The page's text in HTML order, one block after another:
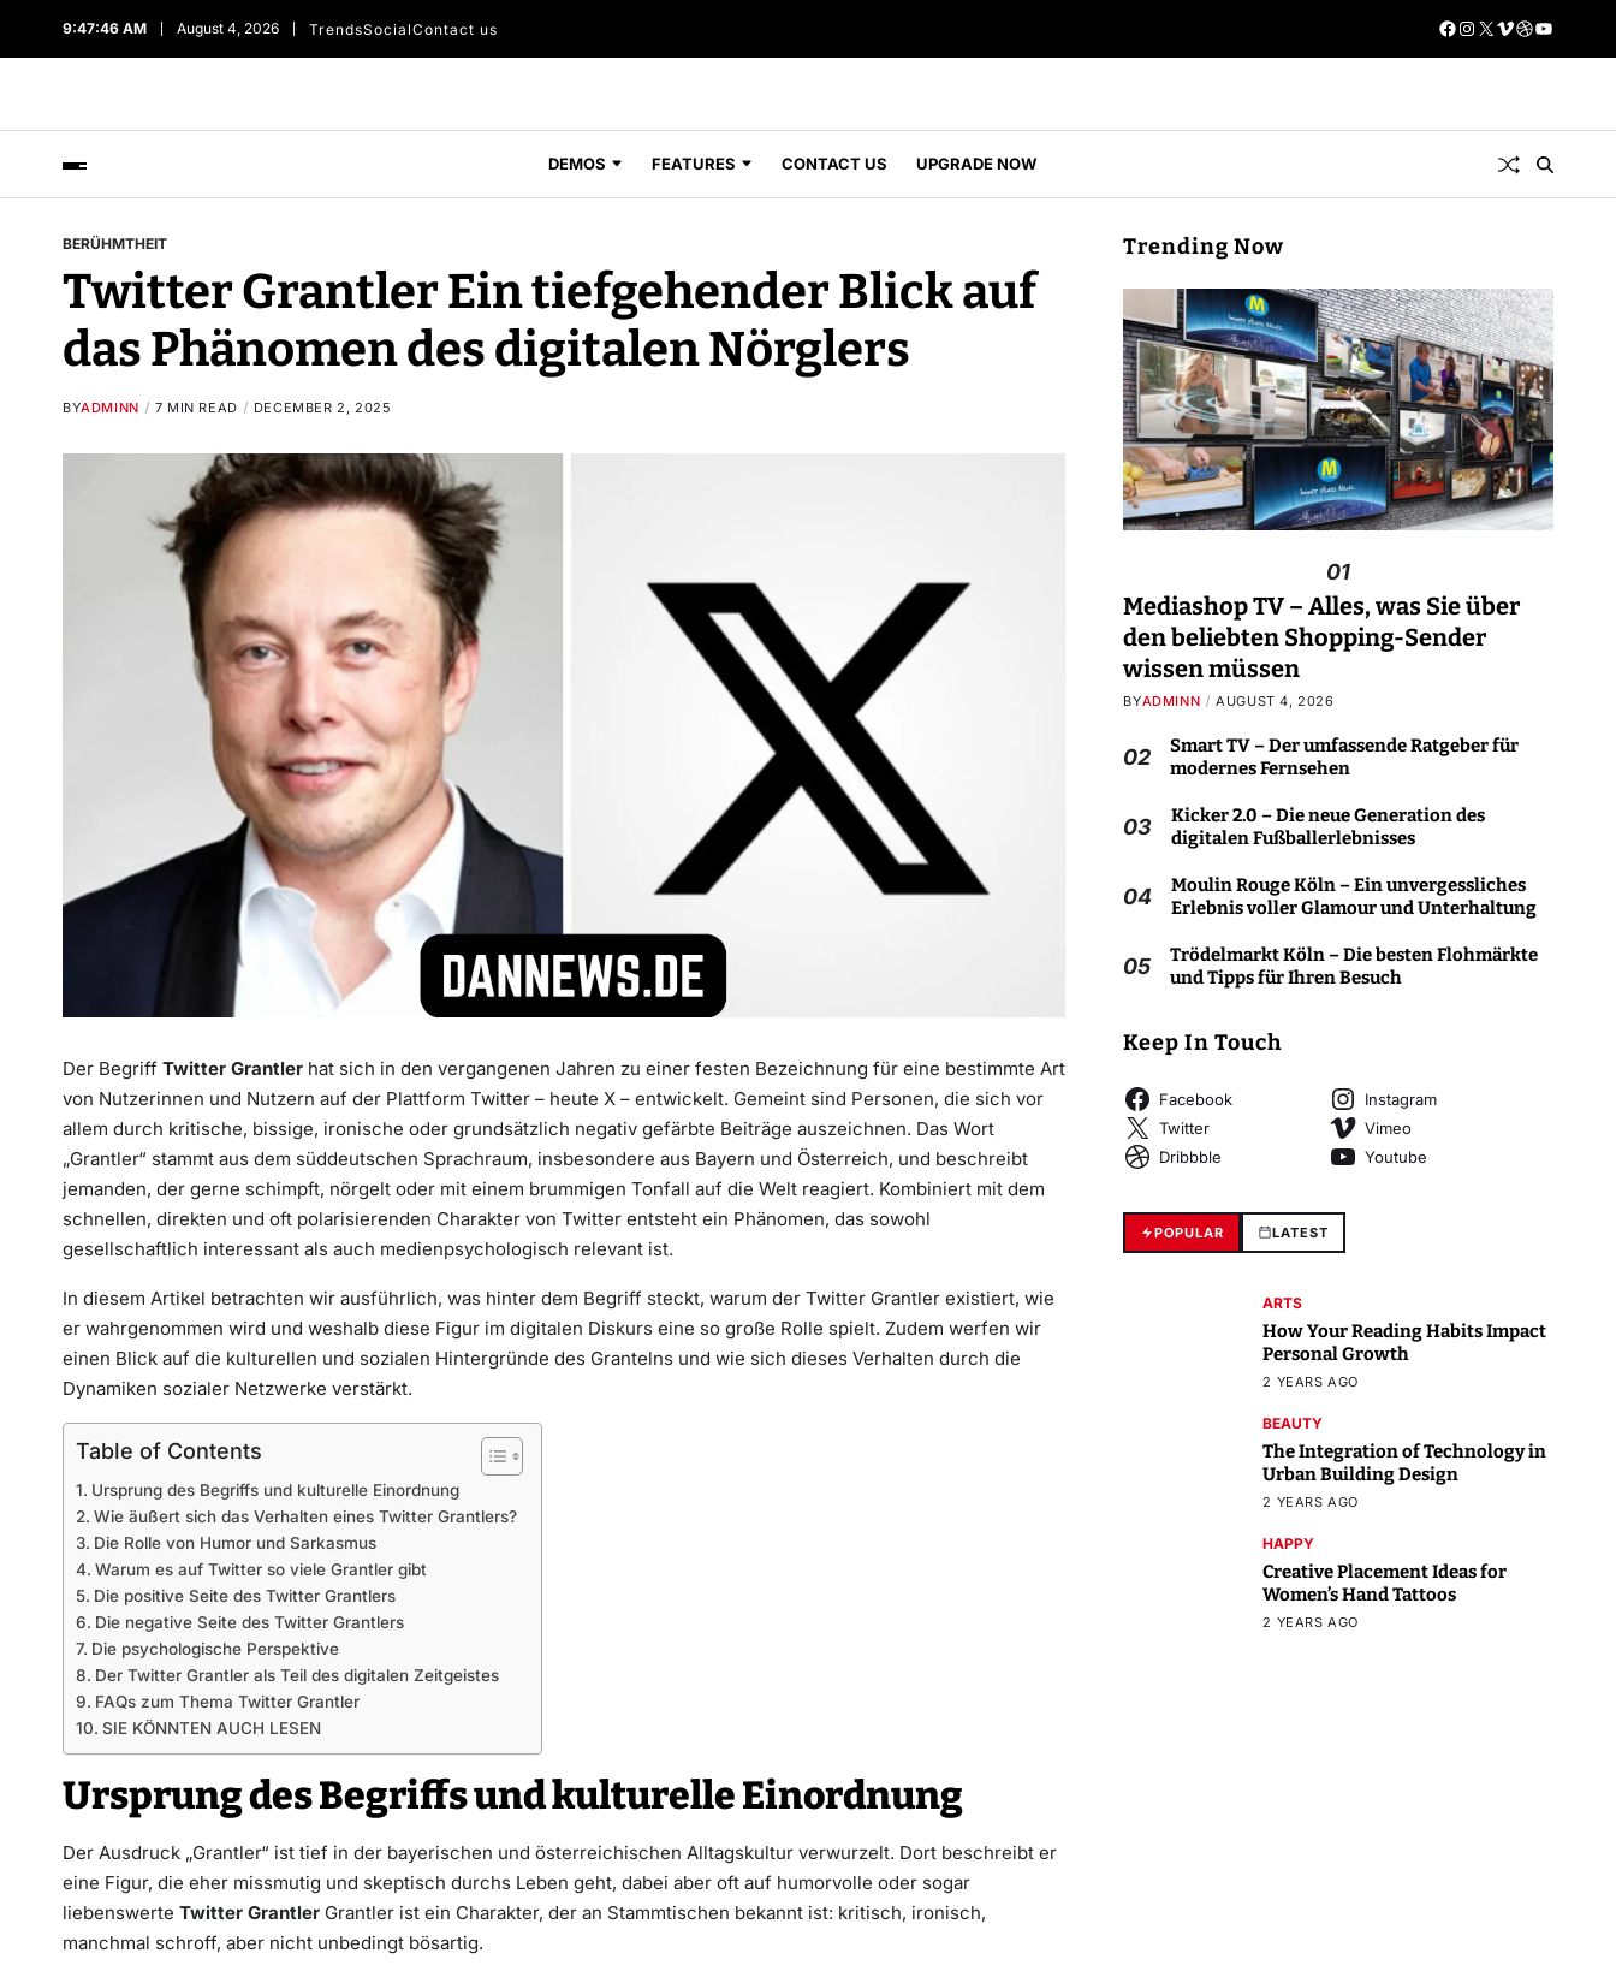
9:47:47 AM August 4, 2026 TrendsSocialContact us
DEMOS FEATURES CONTACT US UPGRADE NOW
BERÜHMTHEIT
Twitter Grantler Ein tiefgehender Blick auf
das Phänomen des digitalen Nörglers
BYADMINN 7 MIN READ DECEMBER 2, 2025
Der Begriff Twitter Grantler hat sich in den vergangenen Jahren zu einer festen Bezeichnung für eine bestimmte Art
von Nutzerinnen und Nutzern auf der Plattform Twitter – heute X – entwickelt. Gemeint sind Personen, die sich vor
allem durch kritische, bissige, ironische oder grundsätzlich negativ gefärbte Beiträge auszeichnen. Das Wort
„Grantler“ stammt aus dem süddeutschen Sprachraum, insbesondere aus Bayern und Österreich, und beschreibt
jemanden, der gerne schimpft, nörgelt oder mit einem brummigen Tonfall auf die Welt reagiert. Kombiniert mit dem
schnellen, direkten und oft polarisierenden Charakter von Twitter entsteht ein Phänomen, das sowohl
gesellschaftlich interessant als auch medienpsychologisch relevant ist.
In diesem Artikel betrachten wir ausführlich, was hinter dem Begriff steckt, warum der Twitter Grantler existiert, wie
er wahrgenommen wird und weshalb diese Figur im digitalen Diskurs eine so große Rolle spielt. Zudem werfen wir
einen Blick auf die kulturellen und sozialen Hintergründe des Grantelns und wie sich dieses Verhalten durch die
Dynamiken sozialer Netzwerke verstärkt.
Table of Contents
Ursprung des Begriffs und kulturelle Einordnung
Wie äußert sich das Verhalten eines Twitter Grantlers?
Die Rolle von Humor und Sarkasmus
Warum es auf Twitter so viele Grantler gibt
Die positive Seite des Twitter Grantlers
Die negative Seite des Twitter Grantlers
Die psychologische Perspektive
Der Twitter Grantler als Teil des digitalen Zeitgeistes
FAQs zum Thema Twitter Grantler
SIE KÖNNTEN AUCH LESEN
Ursprung des Begriffs und kulturelle Einordnung
Der Ausdruck „Grantler“ ist tief in der bayerischen und österreichischen Alltagskultur verwurzelt. Dort beschreibt er
eine Figur, die eher missmutig und skeptisch durchs Leben geht, dabei aber oft auf humorvolle oder sogar
liebenswerte Twitter Grantler Grantler ist ein Charakter, der an Stammtischen bekannt ist: kritisch, ironisch,
manchmal schroff, aber nicht unbedingt bösartig.
Trending Now
01
Mediashop TV – Alles, was Sie über
den beliebten Shopping-Sender
wissen müssen
BYADMINN AUGUST 4, 2026
02
Smart TV – Der umfassende Ratgeber für
modernes Fernsehen
03
Kicker 2.0 – Die neue Generation des
digitalen Fußballerlebnisses
04
Moulin Rouge Köln – Ein unvergessliches
Erlebnis voller Glamour und Unterhaltung
05
Trödelmarkt Köln – Die besten Flohmärkte
und Tipps für Ihren Besuch
Keep In Touch
Facebook
Instagram
Twitter
Vimeo
Dribbble
Youtube
POPULAR LATEST
ARTS
How Your Reading Habits Impact
Personal Growth
2 YEARS AGO
BEAUTY
The Integration of Technology in
Urban Building Design
2 YEARS AGO
HAPPY
Creative Placement Ideas for
Women’s Hand Tattoos
2 YEARS AGO